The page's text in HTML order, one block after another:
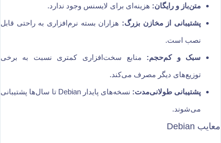
متن‌باز و رایگان: هزینه‌ای برای لایسنس وجود ندارد.
پشتیبانی از مخازن بزرگ: هزاران بسته نرم‌افزاری به راحتی قابل
نصب است.
سبک و کم‌حجم: منابع سخت‌افزاری کمتری نسبت به برخی
توزیع‌های دیگر مصرف می‌کند.
پشتیبانی طولانی‌مدت: نسخه‌های پایدار Debian تا سال‌ها پشتیبانی
می‌شوند.
معایب Debian